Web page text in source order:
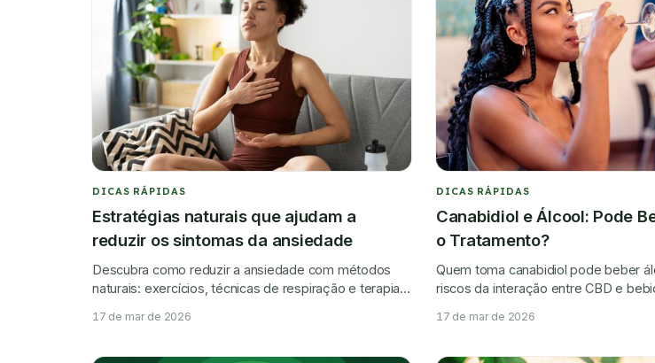
DICAS RÁPIDAS
Estratégias naturais que ajudam a
reduzir os sintomas da ansiedade
Descubra como reduzir a ansiedade com métodos
naturais: exercícios, técnicas de respiração e terapias
estar.
17 de mar de 2026
DICAS RÁPIDAS
Canabidiol e Álcool: Pode
o Tratamento?
Quem toma canabidiol pode beber
riscos da interação entre CBD e
17 de mar de 2026